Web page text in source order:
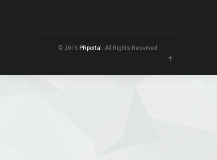
© 2015 PRportal . All Rights Reserved.